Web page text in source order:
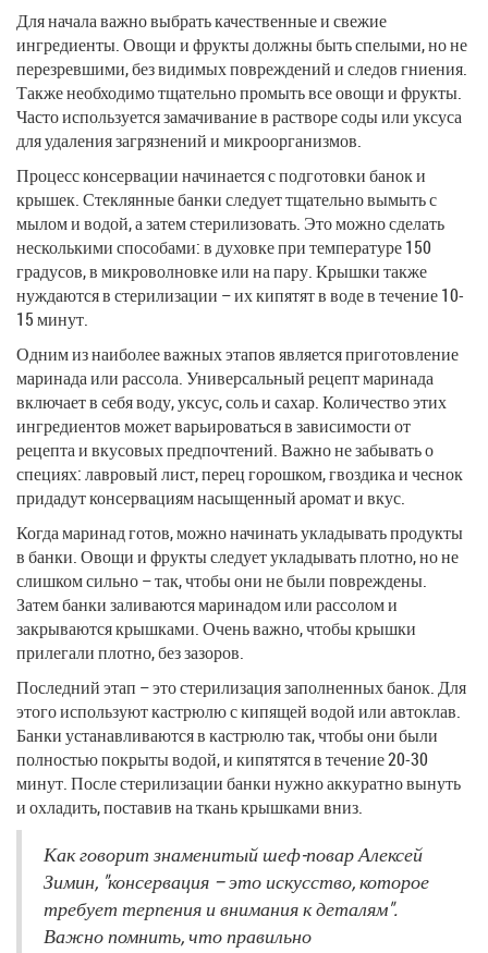
Для начала важно выбрать качественные и свежие
ингредиенты. Овощи и фрукты должны быть спелыми, но не
перезревшими, без видимых повреждений и следов гниения.
Также необходимо тщательно промыть все овощи и фрукты.
Часто используется замачивание в растворе соды или уксуса
для удаления загрязнений и микроорганизмов.
Процесс консервации начинается с подготовки банок и
крышек. Стеклянные банки следует тщательно вымыть с
мылом и водой, а затем стерилизовать. Это можно сделать
несколькими способами: в духовке при температуре 150
градусов, в микроволновке или на пару. Крышки также
нуждаются в стерилизации – их кипятят в воде в течение 10-
15 минут.
Одним из наиболее важных этапов является приготовление
маринада или рассола. Универсальный рецепт маринада
включает в себя воду, уксус, соль и сахар. Количество этих
ингредиентов может варьироваться в зависимости от
рецепта и вкусовых предпочтений. Важно не забывать о
специях: лавровый лист, перец горошком, гвоздика и чеснок
придадут консервациям насыщенный аромат и вкус.
Когда маринад готов, можно начинать укладывать продукты
в банки. Овощи и фрукты следует укладывать плотно, но не
слишком сильно – так, чтобы они не были повреждены.
Затем банки заливаются маринадом или рассолом и
закрываются крышками. Очень важно, чтобы крышки
прилегали плотно, без зазоров.
Последний этап – это стерилизация заполненных банок. Для
этого используют кастрюлю с кипящей водой или автоклав.
Банки устанавливаются в кастрюлю так, чтобы они были
полностью покрыты водой, и кипятятся в течение 20-30
минут. После стерилизации банки нужно аккуратно вынуть
и охладить, поставив на ткань крышками вниз.
Как говорит знаменитый шеф-повар Алексей
Зимин, "консервация – это искусство, которое
требует терпения и внимания к деталям".
Важно помнить, что правильно